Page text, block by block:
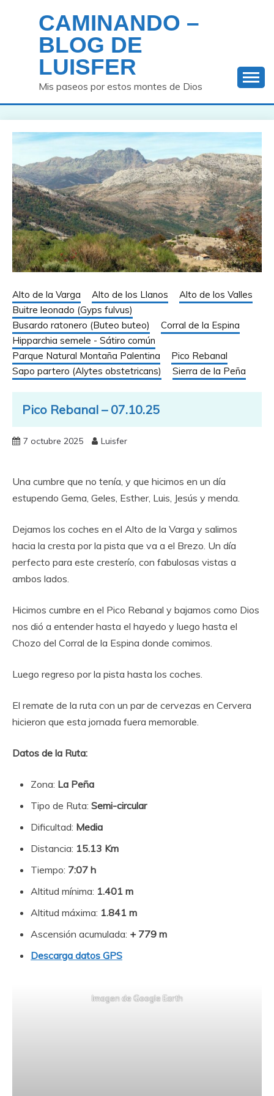
contenido
CAMINANDO –
BLOG DE
LUISFER
Mis paseos por estos montes de Dios
Alto de la Varga Alto de los Llanos
Alto de los Valles
Buitre leonado (Gyps fulvus)
Busardo ratonero (Buteo buteo)
Corral de la Espina
Hipparchia semele - Sátiro común
Parque Natural Montaña Palentina
Pico Rebanal
Sapo partero (Alytes obstetricans)
Sierra de la Peña
Pico Rebanal – 07.10.25
7 octubre 2025 Luisfer
Una cumbre que no tenía, y que hicimos en un día
estupendo Gema, Geles, Esther, Luis, Jesús y menda.
Dejamos los coches en el Alto de la Varga y salimos
hacia la cresta por la pista que va a el Brezo. Un día
perfecto para este cresterío, con fabulosas vistas a
ambos lados.
Hicimos cumbre en el Pico Rebanal y bajamos como Dios
nos dió a entender hasta el hayedo y luego hasta el
Chozo del Corral de la Espina donde comimos.
Luego regreso por la pista hasta los coches.
El remate de la ruta con un par de cervezas en Cervera
hicieron que esta jornada fuera memorable.
Datos de la Ruta:
Zona: La Peña
Tipo de Ruta: Semi-circular
Dificultad: Media
Distancia: 15.13 Km
Tiempo: 7:07 h
Altitud mínima: 1.401 m
Altitud máxima: 1.841 m
Ascensión acumulada: + 779 m
Descarga datos GPS
Imagen de Google Earth